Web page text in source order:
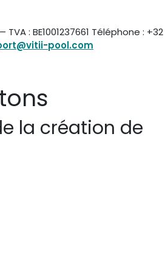
: BE1001237661 Téléphone : +32
pool.com
la création de